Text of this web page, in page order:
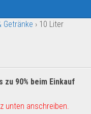
Getränke › 10 Liter
zu 90% beim Einkauf
unten anschreiben.